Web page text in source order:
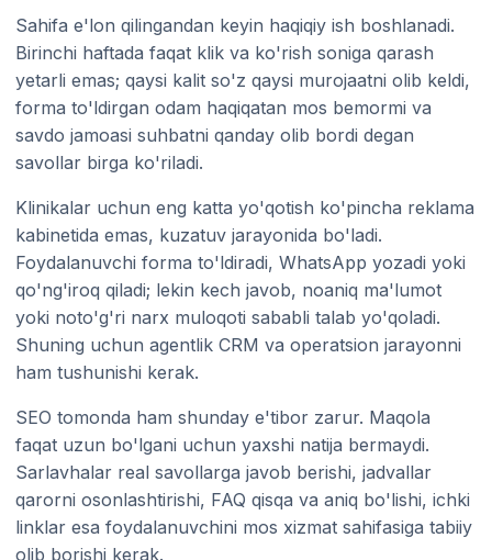
Sahifa e'lon qilingandan keyin haqiqiy ish boshlanadi.
Birinchi haftada faqat klik va ko'rish soniga qarash
yetarli emas; qaysi kalit so'z qaysi murojaatni olib keldi,
forma to'ldirgan odam haqiqatan mos bemormi va
savdo jamoasi suhbatni qanday olib bordi degan
savollar birga ko'riladi.
Klinikalar uchun eng katta yo'qotish ko'pincha reklama
kabinetida emas, kuzatuv jarayonida bo'ladi.
Foydalanuvchi forma to'ldiradi, WhatsApp yozadi yoki
qo'ng'iroq qiladi; lekin kech javob, noaniq ma'lumot
yoki noto'g'ri narx muloqoti sababli talab yo'qoladi.
Shuning uchun agentlik CRM va operatsion jarayonni
ham tushunishi kerak.
SEO tomonda ham shunday e'tibor zarur. Maqola
faqat uzun bo'lgani uchun yaxshi natija bermaydi.
Sarlavhalar real savollarga javob berishi, jadvallar
qarorni osonlashtirishi, FAQ qisqa va aniq bo'lishi, ichki
linklar esa foydalanuvchini mos xizmat sahifasiga tabiiy
olib borishi kerak.